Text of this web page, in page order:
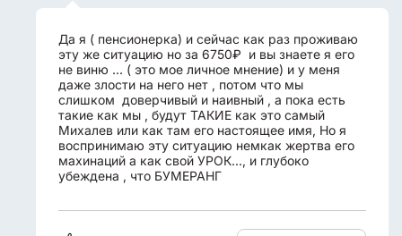
Да я ( пенсионерка) и сейчас как раз проживаю
эту же ситуацию но за 6750₽ и вы знаете я его
не виню ... ( это мое личное мнение) и у меня
даже злости на него нет , потом что мы
слишком доверчивый и наивный , а пока есть
такие как мы , будут ТАКИЕ как это самый
Михалев или как там его настоящее имя, Но я
воспринимаю эту ситуацию немкак жертва его
махинаций а как свой УРОК..., и глубоко
убеждена , что БУМЕРАНГ